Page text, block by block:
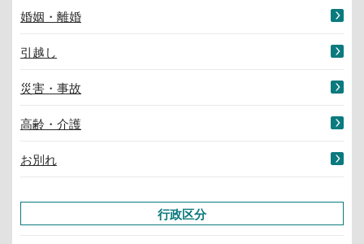
婚姻・離婚
引越し
災害・事故
高齢・介護
お別れ
行政区分